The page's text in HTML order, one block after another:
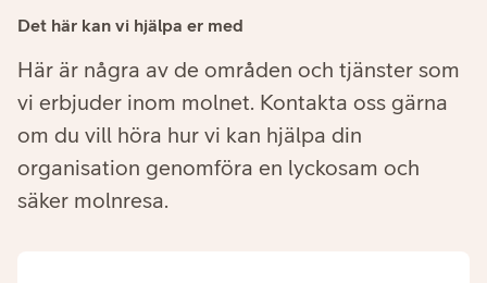
Det här kan vi hjälpa er med
Här är några av de områden och tjänster som
vi erbjuder inom molnet. Kontakta oss gärna
om du vill höra hur vi kan hjälpa din
organisation genomföra en lyckosam och
säker molnresa.